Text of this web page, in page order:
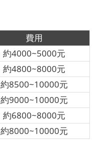
費用
約4000~5000元
約4800~8000元
約8500~10000元
約9000~10000元
約6800~8000元
約8000~10000元